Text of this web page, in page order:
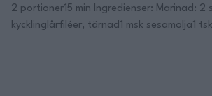
2 portioner15 min Ingredienser: Marinad: 2
kycklinglårfiléer, tärnad1 msk sesamolja1